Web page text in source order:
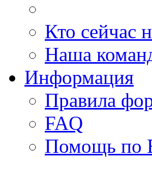
Кто сейчас
Наша
Информация
Правила
FAQ
Помощь по